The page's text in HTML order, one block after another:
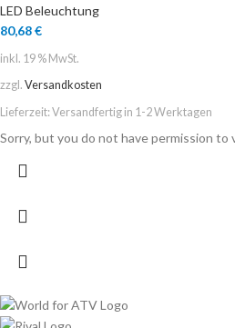
LED Beleuchtung
80,68€
inkl. 19 % MwSt.
zzgl. Versandkosten
Lieferzeit: Versandfertig in 1-2 Werktagen
Sorry, but you do not have permission